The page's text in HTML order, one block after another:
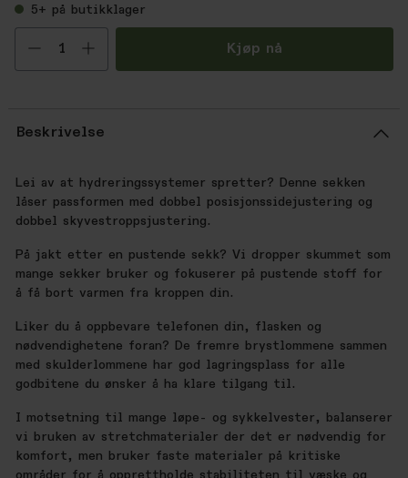
5+ på butikklager
Velg antall Kjøp nå
Beskrivelse
Lei av at hydreringssystemer spretter? Denne sekken
låser passformen med dobbel posisjonssidejustering og
dobbel skyvestroppsjustering.
På jakt etter en pustende sekk? Vi dropper skummet som
mange sekker bruker og fokuserer på pustende stoff for
å få bort varmen fra kroppen din.
Liker du å oppbevare telefonen din, flasken og
nødvendighetene foran? De fremre brystlommene sammen
med skulderlommene har god lagringsplass for alle
godbitene du ønsker å ha klare tilgang til.
I motsetning til mange løpe- og sykkelvester, balanserer
vi bruken av stretchmaterialer der det er nødvendig for
komfort, men bruker faste materialer på kritiske
områder for å opprettholde stabiliteten til væske og